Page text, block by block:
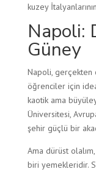
kuzey
Napoli:
Güney
Napoli, gerçekten
öğrenciler için
kaotik ama
Üniversitesi,
şehir güçlü bir
Ama dürüst
biri yemekleridir.